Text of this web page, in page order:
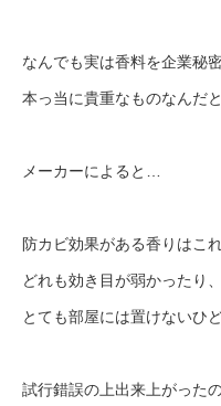
なんでも実は香料を企業秘
本っ当に貴重なものなんだと
メーカーによると…
防カビ効果がある香りはこ
どれも効き目が弱かったり、
とても部屋には置けないひ
試行錯誤の上出来上がったの